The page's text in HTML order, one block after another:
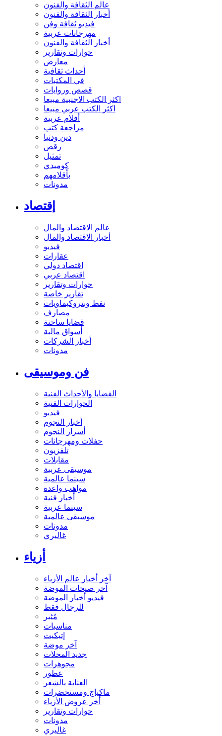
عالم الثقافة والفنون
أخبار الثقافة والفنون
فيديو ثقافة وفن
مهرجانات عربية
أخبار الثقافة والفنون
حوارات وتقارير
معارض
أحداث ثقافية
في المكتبات
قصص وروايات
اكثر الكتب الاجنبية مبيعا
اكثر الكتب عربي مبيعا
أفلام عربية
مراجعة كتب
دين ودنيا
رقص
تمثيل
كوميدي
بأقلامهم
مدونات
إقتصاد
عالم الاقتصاد والمال
أخبار الاقتصاد والمال
فيديو
عقارات
اقتصاد دولي
اقتصاد عربي
حوارات وتقارير
تقارير خاصة
نفط وبتروكيماويات
مصارف
قضايا ساخنة
أسواق مالية
أخبار الشركات
مدونات
فن وموسيقى
القضايا والأحداث الفنية
الحوارات الفنية
فيديو
أخبار النجوم
أسرار النجوم
حفلات ومهرجانات
تلفزيون
مقابلات
موسيقى عربية
سينما عالمية
مواهب واعدة
أخبار فنية
سينما عربية
موسيقى عالمية
مدونات
غاليري
أزياء
آخر أخبار عالم الأزياء
آخر صيحات الموضة
فيديو أخبار الموضة
للرجال فقط
مُثير
مناسبات
إتيكيت
آخر موضة
جديد المحلات
مجوهرات
عطور
العناية بالشعر
ماكياج ومستحضرات
أخر عروض الأزياء
حوارات وتقارير
مدونات
غاليري